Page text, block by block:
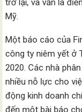
trở lại, và vẫn là
Mỹ.
Một báo cáo của
công ty niêm yết ở
2020. Các nhà
nhiều nỗ lực cho
động kinh doanh
đến một bài báo